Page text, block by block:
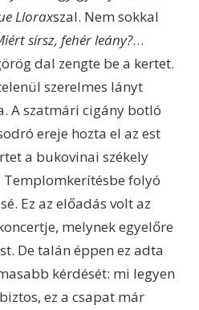
Lloraxszal. Nem sokkal
sírsz, fehér leány?…
dal zengte be a kertet.
szerelmes lányt
A szatmári cigány botló
ereje hozta el az est
a bukovinai székely
folyó
Ez az előadás volt az
melynek egyelőre
De talán éppen ez adta
kérdését: mi legyen
ez a csapat már